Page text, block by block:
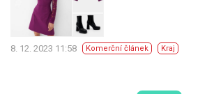
8. 12. 2023 11:58 Komerční článek Kraj